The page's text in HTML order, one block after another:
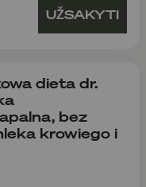
UŽSAKYTI
dieta dr.
bez
krowiego i